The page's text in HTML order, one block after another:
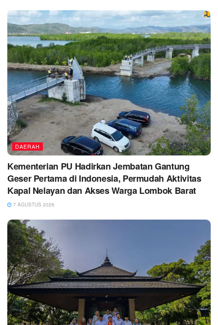
DAERAH
Kementerian PU Hadirkan Jembatan Gantung
Geser Pertama di Indonesia, Permudah Aktivitas
Kapal Nelayan dan Akses Warga Lombok Barat
7 AGUSTUS 2026